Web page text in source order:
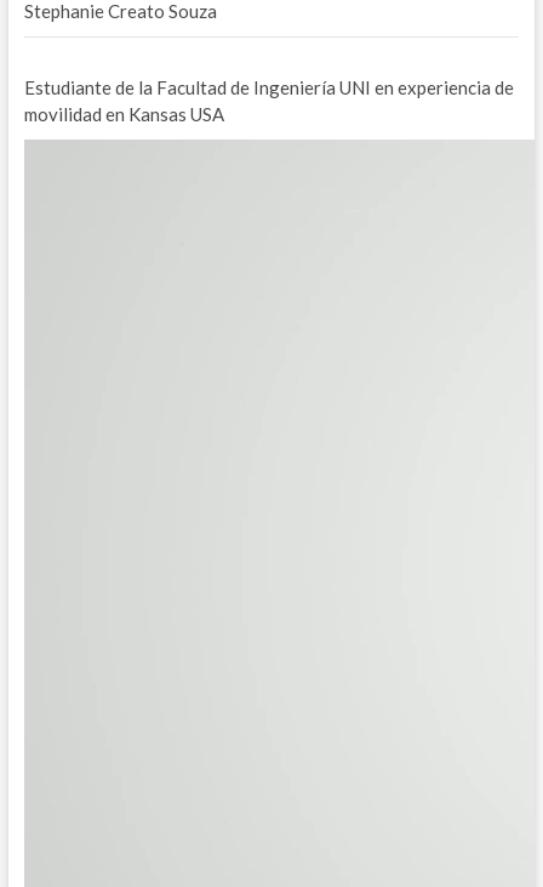
Stephanie Creato Souza
Estudiante de la Facultad de Ingeniería UNI en experiencia de
movilidad en Kansas USA